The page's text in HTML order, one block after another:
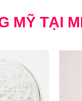
MỸ TẠI